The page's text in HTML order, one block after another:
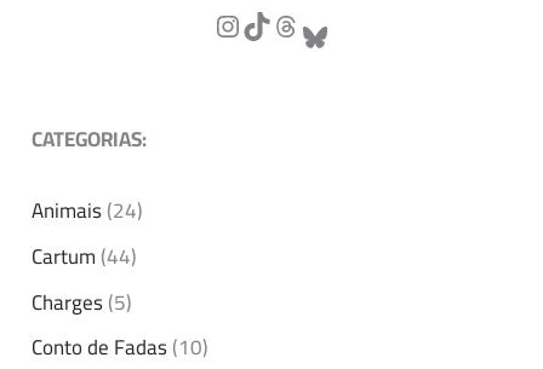
CATEGORIAS:
Animais(24)
Cartum(44)
Charges(5)
Conto de Fadas(10)